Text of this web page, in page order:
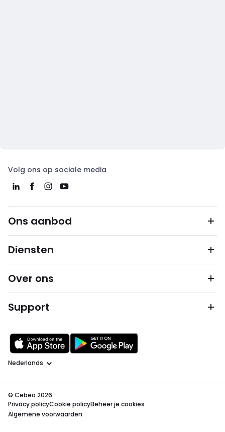
Volg ons op sociale media
Ons aanbod
Diensten
Over ons
Support
Taal
© Cebeo 2026
Privacy policyCookie policyBeheer je cookies
Algemene voorwaarden